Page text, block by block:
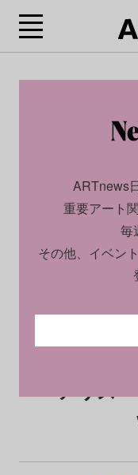
アリス
ARTnews
重要アート
毎
その他、イベン